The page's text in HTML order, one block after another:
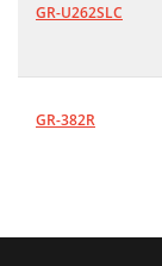
GR-U262SLC
GR-382R